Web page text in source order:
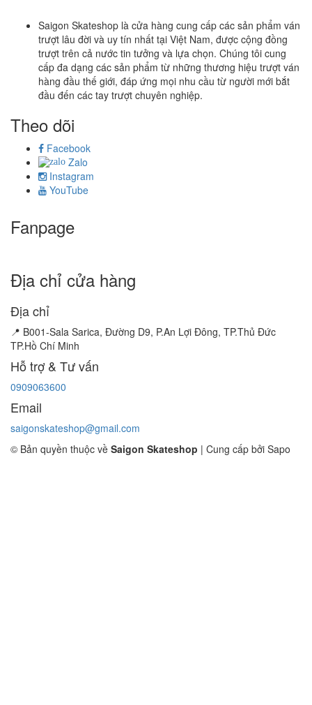
Saigon Skateshop là cửa hàng cung cấp các sản phẩm ván
trượt lâu đời và uy tín nhất tại Việt Nam, được cộng đồng
trượt trên cả nước tin tưởng và lựa chọn. Chúng tôi cung
cấp đa dạng các sản phẩm từ những thương hiệu trượt ván
hàng đầu thế giới, đáp ứng mọi nhu cầu từ người mới bắt
đầu đến các tay trượt chuyên nghiệp.
Theo dõi
Facebook
Zalo
Instagram
YouTube
Fanpage
Địa chỉ cửa hàng
Địa chỉ
📍 B001-Sala Sarica, Đường D9, P.An Lợi Đông, TP.Thủ Đức
TP.Hồ Chí Minh
Hỗ trợ & Tư vấn
0909063600
Email
saigonskateshop@gmail.com
© Bản quyền thuộc về Saigon Skateshop | Cung cấp bởi Sapo